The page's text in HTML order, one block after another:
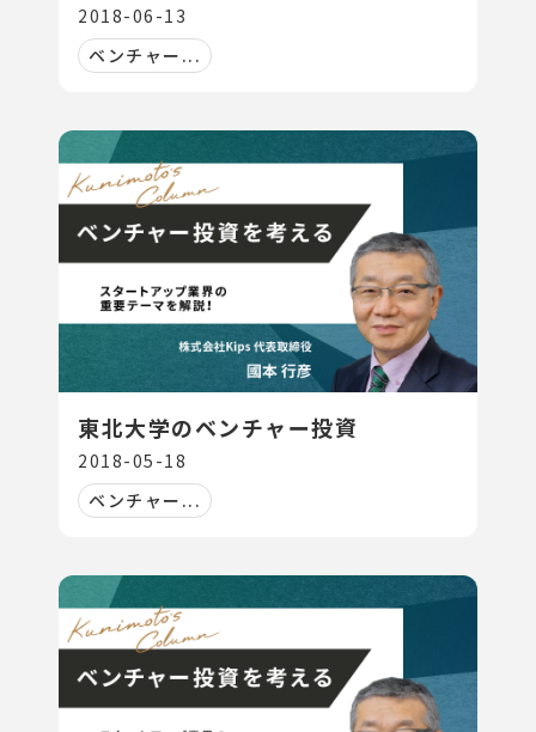
2018-06-13
ベンチャー...
東北大学のベンチャー投資
2018-05-18
ベンチャー...